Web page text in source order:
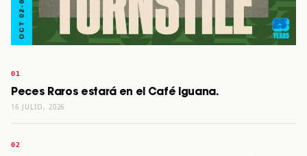
Peces Raros estará en el Café Iguana.
16 JULIO, 2026